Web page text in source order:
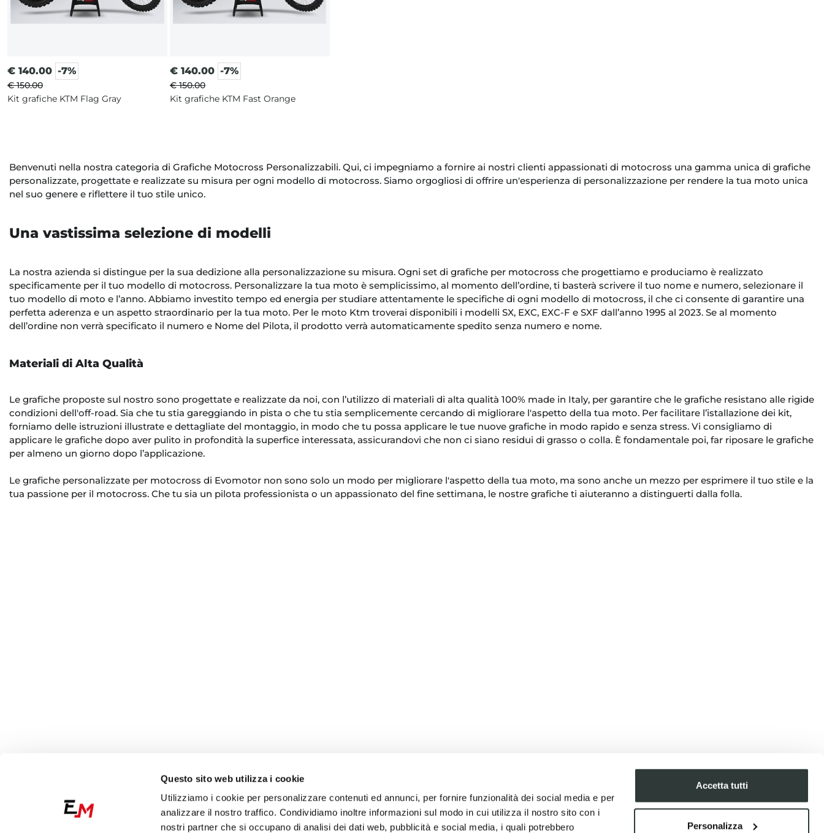
Questo sito web utilizza i cookie
Utilizziamo i cookie per personalizzare contenuti ed annunci, per fornire funzionalità dei social media e per
analizzare il nostro traffico. Condividiamo inoltre informazioni sul modo in cui utilizza il nostro sito con i
nostri partner che si occupano di analisi dei dati web, pubblicità e social media, i quali potrebbero
Accetta tutti
Personalizza
€ 140.00 -7%
€ 150.00
Kit grafiche KTM Flag Gray
€ 140.00 -7%
€ 150.00
Kit grafiche KTM Fast Orange
Benvenuti nella nostra categoria di Grafiche Motocross Personalizzabili. Qui, ci impegniamo a fornire ai nostri clienti appassionati di motocross una gamma unica di grafiche
personalizzate, progettate e realizzate su misura per ogni modello di motocross. Siamo orgogliosi di offrire un'esperienza di personalizzazione per rendere la tua moto unica
nel suo genere e riflettere il tuo stile unico.
Una vastissima selezione di modelli
La nostra azienda si distingue per la sua dedizione alla personalizzazione su misura. Ogni set di grafiche per motocross che progettiamo e produciamo è realizzato
specificamente per il tuo modello di motocross. Personalizzare la tua moto è semplicissimo, al momento dell’ordine, ti basterà scrivere il tuo nome e numero, selezionare il
tuo modello di moto e l’anno. Abbiamo investito tempo ed energia per studiare attentamente le specifiche di ogni modello di motocross, il che ci consente di garantire una
perfetta aderenza e un aspetto straordinario per la tua moto. Per le moto Ktm troverai disponibili i modelli SX, EXC, EXC-F e SXF dall’anno 1995 al 2023. Se al momento
dell’ordine non verrà specificato il numero e Nome del Pilota, il prodotto verrà automaticamente spedito senza numero e nome.
Materiali di Alta Qualità
Le grafiche proposte sul nostro sono progettate e realizzate da noi, con l’utilizzo di materiali di alta qualità 100% made in Italy, per garantire che le grafiche resistano alle rigide
condizioni dell'off-road. Sia che tu stia gareggiando in pista o che tu stia semplicemente cercando di migliorare l'aspetto della tua moto. Per facilitare l’istallazione dei kit,
forniamo delle istruzioni illustrate e dettagliate del montaggio, in modo che tu possa applicare le tue nuove grafiche in modo rapido e senza stress. Vi consigliamo di
applicare le grafiche dopo aver pulito in profondità la superfice interessata, assicurandovi che non ci siano residui di grasso o colla. È fondamentale poi, far riposare le grafiche
per almeno un giorno dopo l’applicazione.
Le grafiche personalizzate per motocross di Evomotor non sono solo un modo per migliorare l'aspetto della tua moto, ma sono anche un mezzo per esprimere il tuo stile e la
tua passione per il motocross. Che tu sia un pilota professionista o un appassionato del fine settimana, le nostre grafiche ti aiuteranno a distinguerti dalla folla.